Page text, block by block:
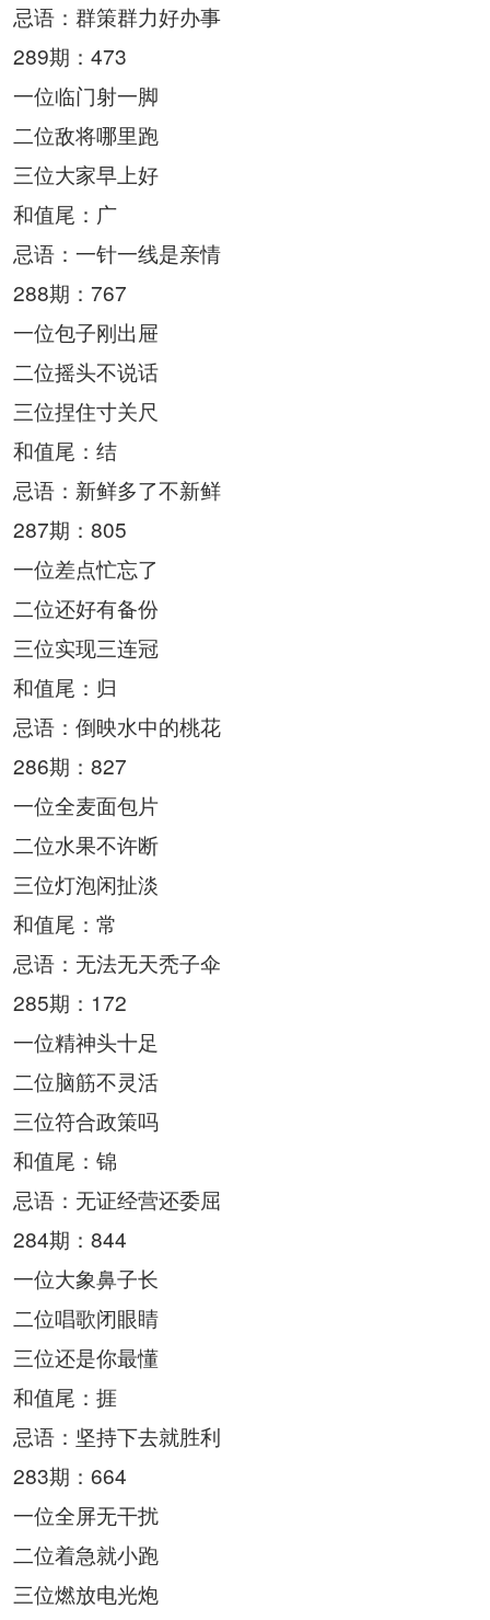
忌语：群策群力好办事
289期：473
一位临门射一脚
二位敌将哪里跑
三位大家早上好
和值尾：广
忌语：一针一线是亲情
288期：767
一位包子刚出屉
二位摇头不说话
三位捏住寸关尺
和值尾：结
忌语：新鲜多了不新鲜
287期：805
一位差点忙忘了
二位还好有备份
三位实现三连冠
和值尾：归
忌语：倒映水中的桃花
286期：827
一位全麦面包片
二位水果不许断
三位灯泡闲扯淡
和值尾：常
忌语：无法无天秃子伞
285期：172
一位精神头十足
二位脑筋不灵活
三位符合政策吗
和值尾：锦
忌语：无证经营还委屈
284期：844
一位大象鼻子长
二位唱歌闭眼睛
三位还是你最懂
和值尾：捱
忌语：坚持下去就胜利
283期：664
一位全屏无干扰
二位着急就小跑
三位燃放电光炮